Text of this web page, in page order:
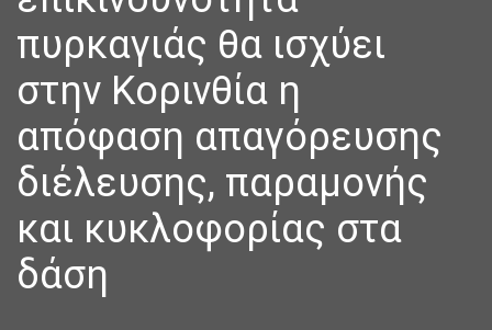
πυρκαγιάς θα ισχύει
στην Κορινθία η
απόφαση απαγόρευσης
διέλευσης, παραμονής
και κυκλοφορίας στα
δάση